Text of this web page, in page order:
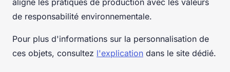
de responsabilité environnementale.
Pour plus d'informations sur la personnalisation de
ces objets, consultez l'explication dans le site dédié.